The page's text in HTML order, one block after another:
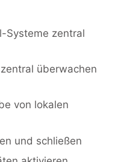
Systeme zentral
überwachen
von lokalen
und schließen